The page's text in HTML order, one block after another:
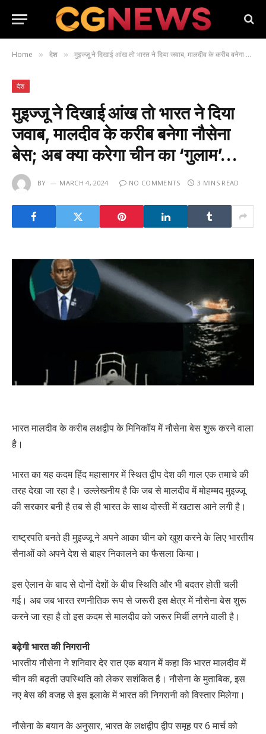
Home » देश » मुइज्जू ने दिखाई आंख तो भारत ने दिया जवाब, मालदीव के करीब बनेगा नौसेना बेस; अब क्या करेगा चीन का ‘गुलाम’…
देश
मुइज्जू ने दिखाई आंख तो भारत ने दिया
जवाब, मालदीव के करीब बनेगा नौसेना
बेस; अब क्या करेगा चीन का ‘गुलाम’…
BY MARCH 4, 2024 NO COMMENTS 3 MINS READ
भारत मालदीव के करीब लक्षद्वीप के मिनिकॉय में नौसेना बेस शुरू करने वाला
है।
भारत का यह कदम हिंद महासागर में स्थित द्वीप देश की गाल एक तमाचे की
तरह देखा जा रहा है। उल्लेखनीय है कि जब से मालदीव में मोहम्मद मुइज्जू
की सरकार बनी है तब से ही भारत के साथ दोस्ती में खटास आने लगी है।
राष्ट्रपति बनते ही मुइज्जू ने अपने आका चीन को खुश करने के लिए भारतीय
सैनाओं को अपने देश से बाहर निकालने का फैसला किया।
इस ऐलान के बाद से दोनों देशों के बीच स्थिति और भी बदतर होती चली
गई। अब जब भारत रणनीतिक रूप से जरूरी इस क्षेत्र में नौसेना बेस शुरू
करने जा रहा है तो इस कदम से मालदीव को जरूर मिर्ची लगने वाली है।
बढ़ेगी भारत की निगरानी
भारतीय नौसेना ने शनिवार देर रात एक बयान में कहा कि भारत मालदीव में
चीन की बढ़ती उपस्थिति को लेकर सशंकित है। नौसेना के मुताबिक, इस
नए बेस की वजह से इस इलाके में भारत की निगरानी को विस्तार मिलेगा।
नौसेना के बयान के अनुसार, भारत के लक्षद्वीप द्वीप समूह पर 6 मार्च को